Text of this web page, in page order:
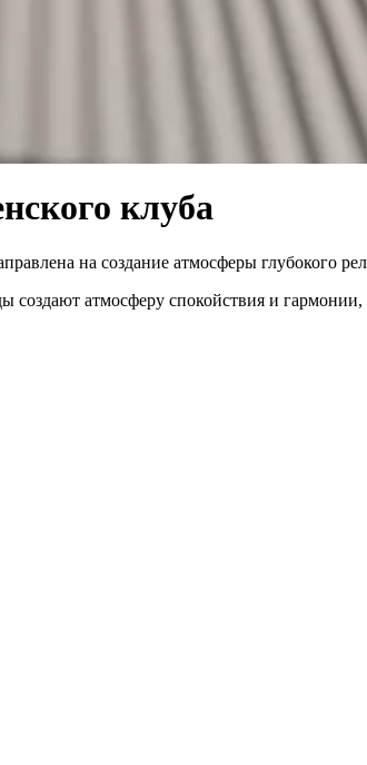
клуба
на создание атмосферы глубокого
атмосферу спокойствия и